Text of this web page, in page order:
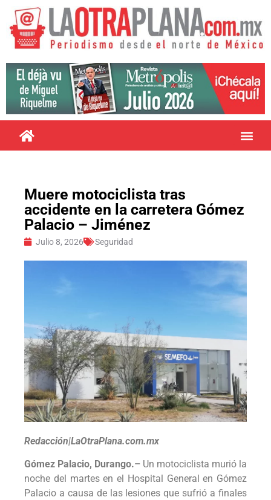
Muere motociclista tras
accidente en la carretera Gómez
Palacio – Jiménez
Julio 8, 2026 Seguridad
Redacción|LaOtraPlana.com.mx
Gómez Palacio, Durango.– Un motociclista murió la
noche del martes en el Hospital General en Gómez
Palacio a causa de las lesiones que sufrió a finales